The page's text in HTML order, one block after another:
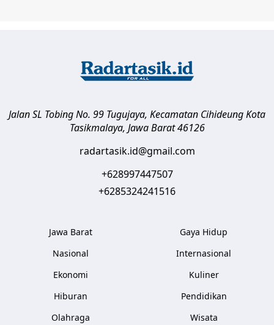
Jalan SL Tobing No. 99 Tugujaya, Kecamatan CihideungKota
Tasikmalaya, Jawa Barat 46126
radartasik.id@gmail.com
+628997447507
+6285324241516
Jawa Barat
Nasional
Ekonomi
Hiburan
Olahraga
Gaya Hidup
Internasional
Kuliner
Pendidikan
Wisata